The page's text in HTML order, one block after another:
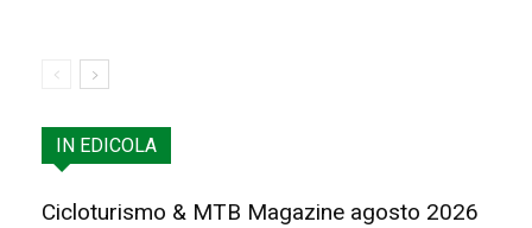
IN EDICOLA
Cicloturismo & MTB Magazine agosto 2026